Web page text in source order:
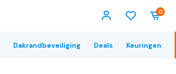
0
Dakrandbeveiliging Deals Keuringen